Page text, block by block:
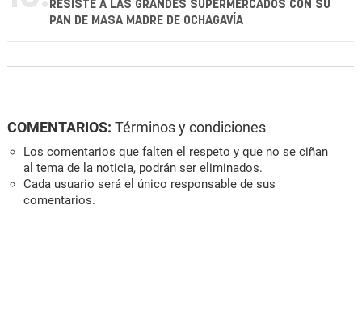
RESISTE A LAS GRANDES SUPERMERCADOS CON SU
PAN DE MASA MADRE DE OCHAGAVÍA
COMENTARIOS: Términos y condiciones
Los comentarios que falten el respeto y que no se ciñan
al tema de la noticia, podrán ser eliminados.
Cada usuario será el único responsable de sus
comentarios.